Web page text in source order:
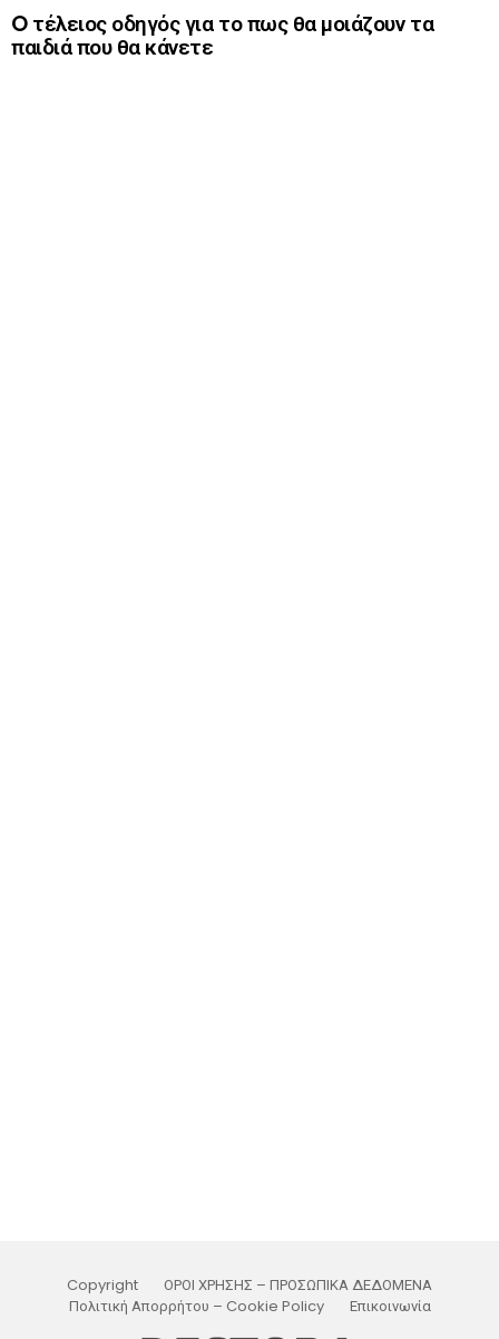
O τέλειος οδηγός για το πως θα μοιάζουν τα
παιδιά που θα κάνετε
Copyright
ΟΡΟΙ ΧΡΗΣΗΣ – ΠΡΟΣΩΠΙΚΑ ΔΕΔΟΜΕΝΑ
Πολιτική Απορρήτου – Cookie Policy
Επικοινωνία